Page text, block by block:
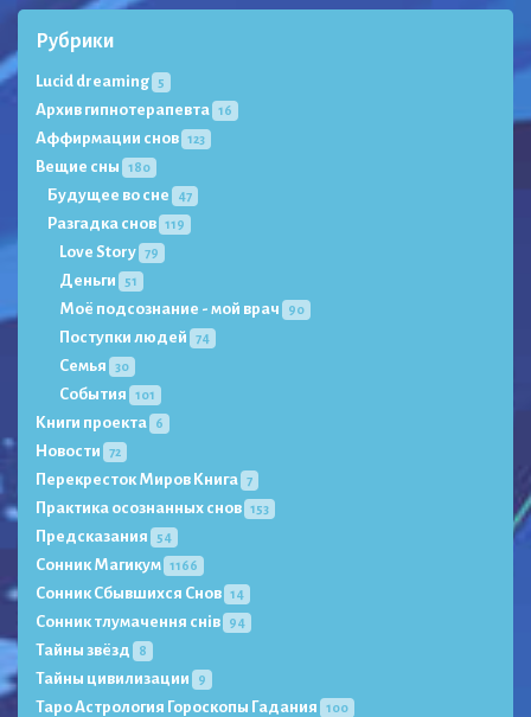
Рубрики
Lucid dreaming 5
Архив гипнотерапевта 16
Аффирмации снов 123
Вещие сны 180
Будущее во сне 47
Разгадка снов 119
Love Story 79
Деньги 51
Моё подсознание - мой врач 90
Поступки людей 74
Семья 30
События 101
Книги проекта 6
Новости 72
Перекресток Миров Книга 7
Практика осознанных снов 153
Предсказания 54
Сонник Магикум 1166
Сонник Сбывшихся Снов 14
Сонник тлумачення снів 94
Тайны звёзд 8
Тайны цивилизации 9
Таро Астрология Гороскопы Гадания 100